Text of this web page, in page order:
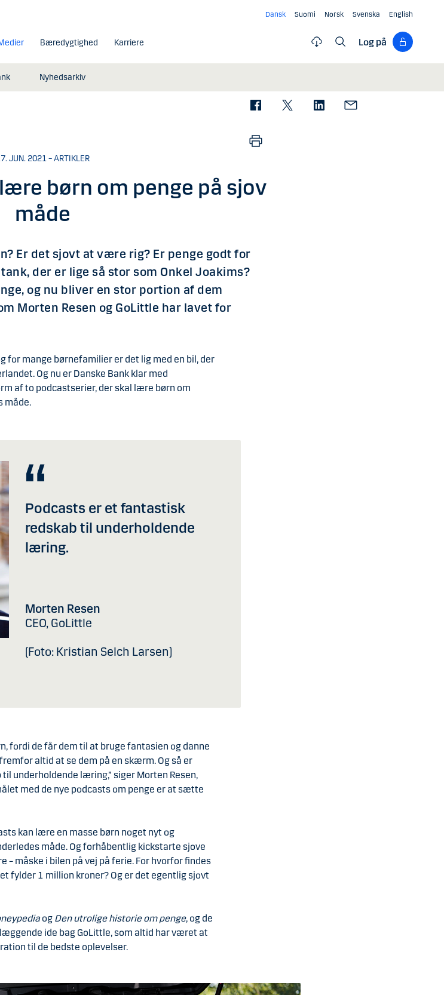
Dansk Suomi Norsk Svenska English
Nyhedsarkiv
Bæredygtighed Karriere Log på
JUN. 2021 – ARTIKLER
børn om penge på sjov
måde
Er det sjovt at være rig? Er penge godt for
der er lige så stor som Onkel Joakims?
og nu bliver en stor portion af dem
Morten Resen og GoLittle har lavet for
for mange børnefamilier er det lig med en bil, der
Og nu er Danske Bank klar med
af to podcastserier, der skal lære børn om
måde.
Podcasts er et fantastisk
redskab til underholdende
læring.
Morten Resen
CEO, GoLittle
(Foto: Kristian Selch Larsen)
fordi de får dem til at bruge fantasien og danne
altid at se dem på en skærm. Og så er
underholdende læring,” siger Morten Resen,
med de nye podcasts om penge er at sætte
kan lære en masse børn noget nyt og
måde. Og forhåbentlig kickstarte sjove
– måske i bilen på vej på ferie. For hvorfor findes
fylder 1 million kroner? Og er det egentlig sjovt
og Den utrolige historie om penge, og de
ide bag GoLittle, som altid har været at
til de bedste oplevelser.